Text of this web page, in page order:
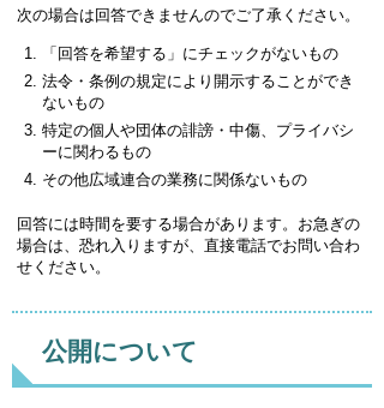
次の場合は回答できませんのでご了承ください。
「回答を希望する」にチェックがないもの
法令・条例の規定により開示することができ
ないもの
特定の個人や団体の誹謗・中傷、プライバシ
ーに関わるもの
その他広域連合の業務に関係ないもの
回答には時間を要する場合があります。お急ぎの
場合は、恐れ入りますが、直接電話でお問い合わ
せください。
公開について